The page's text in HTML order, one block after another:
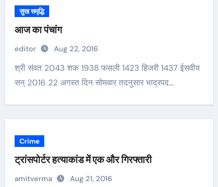
सुख समृद्धि
आज का पंचांग
editor Aug 22, 2016
श्री संवत 2043 शक 1938 फसली 1423 हिजरी 1437 ईसवीय
सन् 2016 22 अगस्त दिन सोमवार तदनुसार भाद्रपद…
Crime
ट्रांसपोर्टर हत्याकांड में एक और गिरफ्तारी
amitverma Aug 21, 2016